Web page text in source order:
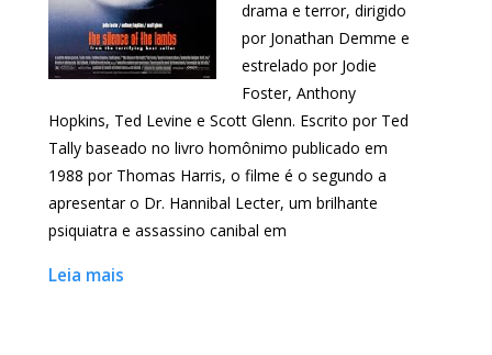
drama e terror, dirigido
por Jonathan Demme e
estrelado por Jodie
Foster, Anthony
Hopkins, Ted Levine e Scott Glenn. Escrito por Ted
Tally baseado no livro homônimo publicado em
1988 por Thomas Harris, o filme é o segundo a
apresentar o Dr. Hannibal Lecter, um brilhante
psiquiatra e assassino canibal em
Leia mais